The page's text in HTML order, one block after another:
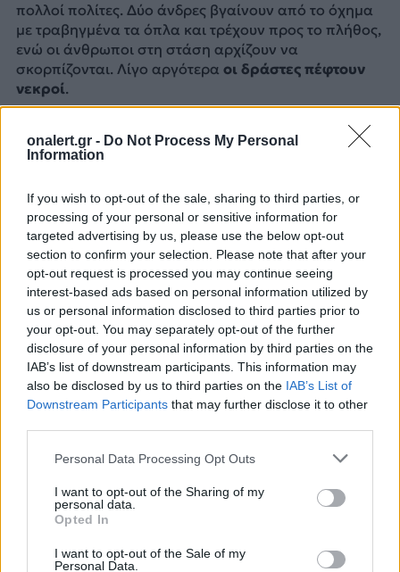
onalert.gr - Do Not Process My Personal
Information
If you wish to opt-out of the sale, sharing to third parties, or
processing of your personal or sensitive information for
targeted advertising by us, please use the below opt-out
section to confirm your selection. Please note that after your
opt-out request is processed you may continue seeing
interest-based ads based on personal information utilized by
us or personal information disclosed to third parties prior to
your opt-out. You may separately opt-out of the further
disclosure of your personal information by third parties on the
IAB’s list of downstream participants. This information may
also be disclosed by us to third parties on the IAB’s List of
Downstream Participants that may further disclose it to other
Personal Data Processing Opt Outs
I want to opt-out of the Sharing of my
personal data.
Opted In
I want to opt-out of the Sale of my
Personal Data.
πολλοί πολίτες. Δύο άνδρες βγαίνουν από το όχημα
με τραβηγμένα τα όπλα και τρέχουν προς το πλήθος,
ενώ οι άνθρωποι στη στάση αρχίζουν να
σκορπίζονται. Λίγο αργότερα οι δράστες πέφτουν
νεκροί.
Surveillance camera footage shows the shooting
attack at the entrance to Jerusalem this morning.
civilian shot the terrorists dead.
pic.twitter.com/CwucVb5IV7
— Emanuel (Mannie) Fabian (@manniefabian)
November 30, 2023
Πηγές: Reuters, AFP, ΑΠΕ-ΜΠΕ
ΔΙΑΦΗΜΙΣΗ